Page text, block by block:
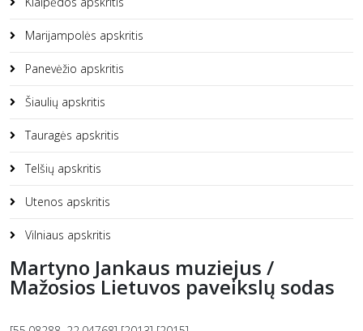
Marijampolės apskritis
Panevėžio apskritis
Šiaulių apskritis
Tauragės apskritis
Telšių apskritis
Utenos apskritis
Vilniaus apskritis
Martyno Jankaus muziejus /
Mažosios Lietuvos paveikslų sodas